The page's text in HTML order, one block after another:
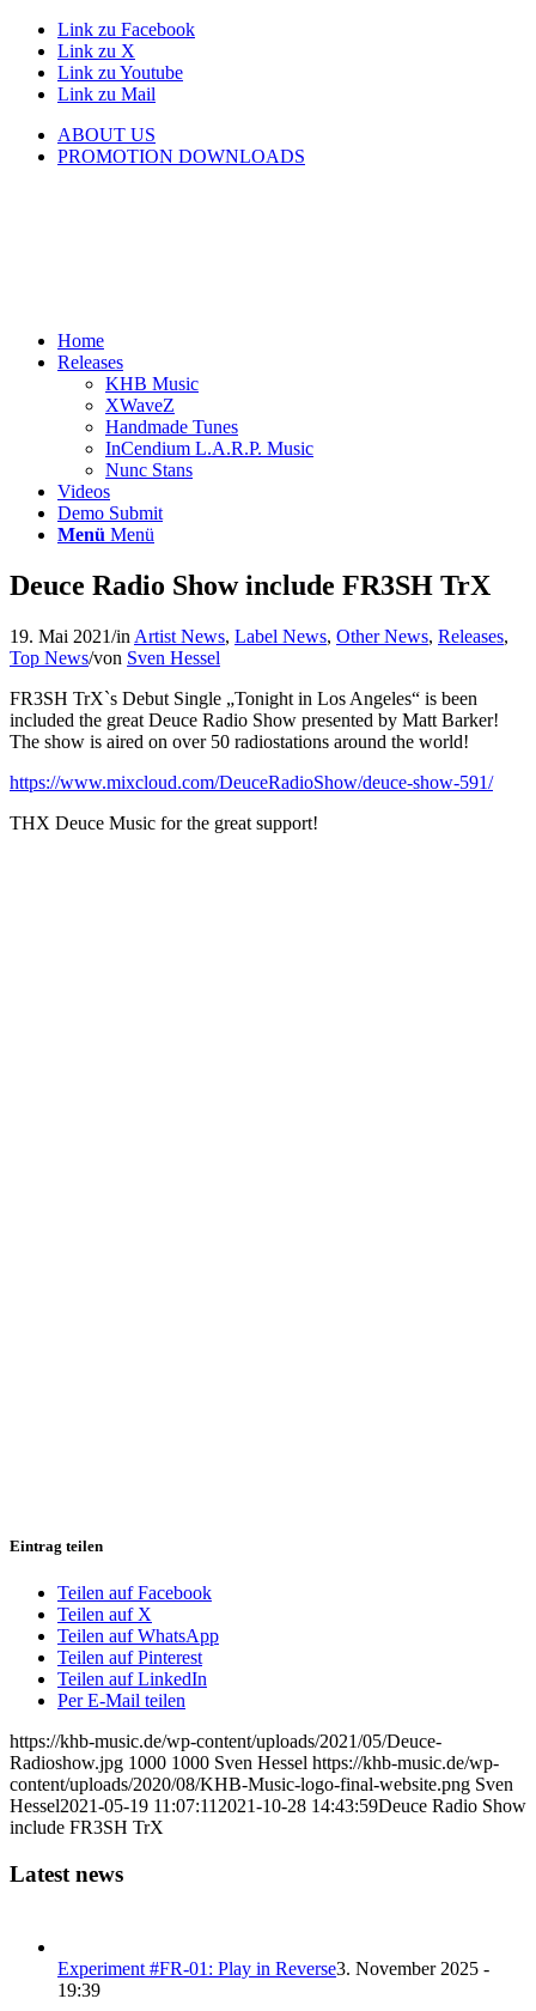
Link zu Facebook
Link zu X
Link zu Youtube
Link zu Mail
ABOUT US
PROMOTION DOWNLOADS
Home
Releases
KHB Music
XWaveZ
Handmade Tunes
InCendium L.A.R.P. Music
Nunc Stans
Videos
Demo Submit
Menü Menü
Deuce Radio Show include FR3SH TrX
19. Mai 2021/in Artist News, Label News, Other News, Releases,
Top News/von Sven Hessel
FR3SH TrX`s Debut Single „Tonight in Los Angeles“ is been
included the great Deuce Radio Show presented by Matt Barker!
The show is aired on over 50 radiostations around the world!
https://www.mixcloud.com/DeuceRadioShow/deuce-show-591/
THX Deuce Music for the great support!
Eintrag teilen
Teilen auf Facebook
Teilen auf X
Teilen auf WhatsApp
Teilen auf Pinterest
Teilen auf LinkedIn
Per E-Mail teilen
https://khb-music.de/wp-content/uploads/2021/05/Deuce-
Radioshow.jpg 1000 1000 Sven Hessel https://khb-music.de/wp-
content/uploads/2020/08/KHB-Music-logo-final-website.png Sven
Hessel2021-05-19 11:07:11 2021-10-28 14:43:59Deuce Radio Show
include FR3SH TrX
Latest news
Experiment #FR-01: Play in Reverse3. November 2025 -
19:39